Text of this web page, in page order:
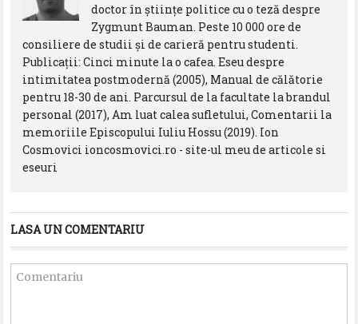
doctor în ştiinţe politice cu o teză despre
Zygmunt Bauman. Peste 10 000 ore de
consiliere de studii şi de carieră pentru studenti.
Publicaţii: Cinci minute la o cafea. Eseu despre
intimitatea postmodernă (2005), Manual de călătorie
pentru 18-30 de ani. Parcursul de la facultate la brandul
personal (2017), Am luat calea sufletului, Comentarii la
memoriile Episcopului Iuliu Hossu (2019). Ion
Cosmovici ioncosmovici.ro - site-ul meu de articole si
eseuri
LASA UN COMENTARIU